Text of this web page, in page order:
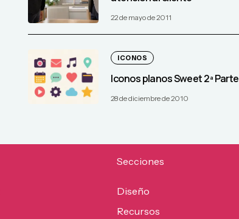
22 de mayo de 2011
ICONOS
Iconos planos Sweet 2ª Parte
28 de diciembre de 2010
Secciones
Diseño
Recursos